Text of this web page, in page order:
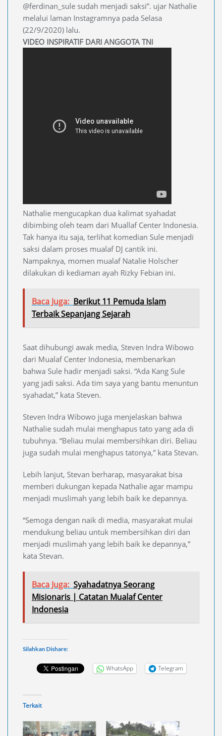
@ferdinan_sule sudah menjadi saksi”. ujar Nathalie
melalui laman Instagramnya pada Selasa
(22/9/2020) lalu.
VIDEO INSPIRATIF DARI ANGGOTA TNI
Nathalie mengucapkan dua kalimat syahadat
dibimbing oleh team dari Muallaf Center Indonesia.
Tak hanya itu saja, terlihat komedian Sule menjadi
saksi dalam proses mualaf DJ cantik ini.
Nampaknya, momen mualaf Natalie Holscher
dilakukan di kediaman ayah Rizky Febian ini.
Baca Juga: Berikut 11 Pemuda Islam
Terbaik Sepanjang Sejarah
Saat dihubungi awak media, Steven Indra Wibowo
dari Mualaf Center Indonesia, membenarkan
bahwa Sule hadir menjadi saksi. “Ada Kang Sule
yang jadi saksi. Ada tim saya yang bantu menuntun
syahadat,” kata Steven.
Steven Indra Wibowo juga menjelaskan bahwa
Nathalie sudah mulai menghapus tato yang ada di
tubuhnya. “Beliau mulai membersihkan diri. Beliau
juga sudah mulai menghapus tatonya,” kata Stevan.
Lebih lanjut, Stevan berharap, masyarakat bisa
memberi dukungan kepada Nathalie agar mampu
menjadi muslimah yang lebih baik ke depannya.
“Semoga dengan naik di media, masyarakat mulai
mendukung beliau untuk membersihkan diri dan
menjadi muslimah yang lebih baik ke depannya,”
kata Stevan.
Baca Juga: Syahadatnya Seorang
Misionaris | Catatan Mualaf Center
Indonesia
Silahkan Dishare:
WhatsApp Telegram
Terkait